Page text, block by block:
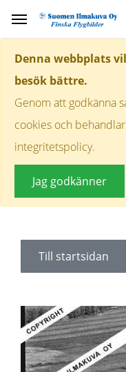
Denna webbplats
besök bättre.
Genom att godkänna
cookies och
integritetspolicy.
Jag godkänner
Till startsidan